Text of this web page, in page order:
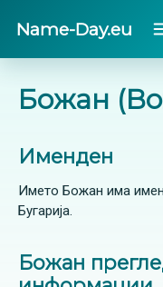
Name-Day.eu
Божан
Именден
Името Божан има
Бугарија.
Божан